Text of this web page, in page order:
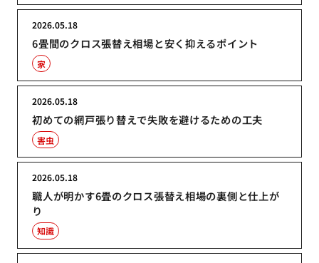
6畳間のクロス張替え相場と安く抑えるポイント
2026.05.18
家
初めての網戸張り替えで失敗を避けるための工夫
2026.05.18
害虫
職人が明かす6畳のクロス張替え相場の裏側と仕上が
り
2026.05.18
知識